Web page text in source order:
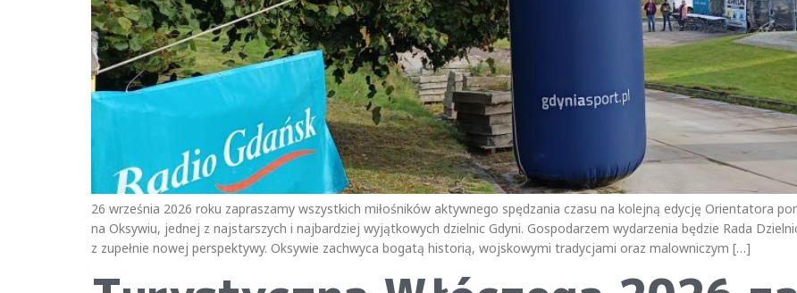
26 września 2026 roku zapraszamy wszystkich miłośników aktywnego spędzania czasu na kolejną edycję Orientatora
na Oksywiu, jednej z najstarszych i najbardziej wyjątkowych dzielnic Gdyni. Gospodarzem wydarzenia będzie Rada
z zupełnie nowej perspektywy. Oksywie zachwyca bogatą historią, wojskowymi tradycjami oraz malowniczym […]